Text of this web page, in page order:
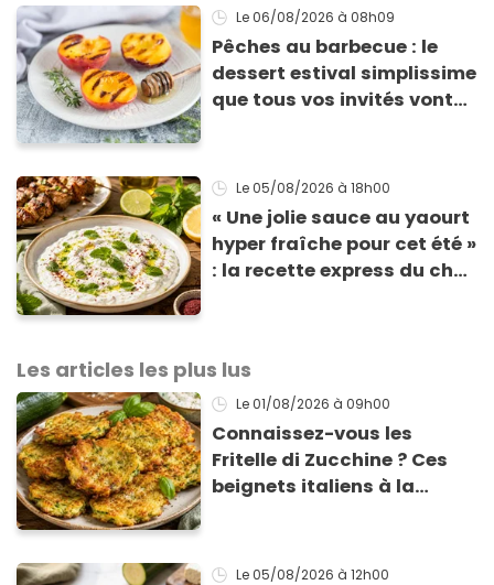
Le 06/08/2026 à 08h09
Pêches au barbecue : le
dessert estival simplissime
que tous vos invités vont
Le 05/08/2026 à 18h00
« Une jolie sauce au yaourt
hyper fraîche pour cet été »
: la recette express du chef
Les articles les plus lus
Le 01/08/2026 à 09h00
Connaissez-vous les
Fritelle di Zucchine ? Ces
beignets italiens à la
Le 05/08/2026 à 12h00